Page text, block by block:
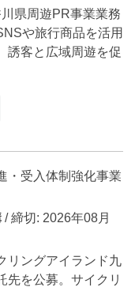
県周遊PR事業業務
や旅行商品を活用
誘客と広域周遊を促
・受入体制強化事業
/ 締切: 2026年08月
リングアイランド九
先を公募。サイクリ